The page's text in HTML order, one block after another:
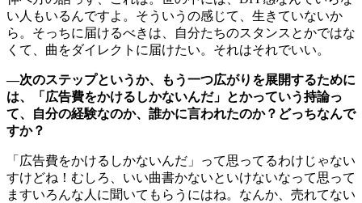
い人もいるんですよ。そういうの感じて、生きていないか
ら。そっちに届けるべきは、自分たちのスタンスとかではな
くて、曲をダイレクトに届けたい。それはそれでいい。
―次のステップというか、もう一つ広がりを展開するために
は、「広告費をかけるしかないんだ」とかっていう持論っ
て、自分の経験なのか、誰かに言われたのか？どっちなんで
すか？
「広告費をかけるしかないんだ」って思ってるわけじゃない
すけどね！むしろ、いい曲書かないといけないなって思って
ますいろんな人に聞いてもらうにはね。なんか、売れてない